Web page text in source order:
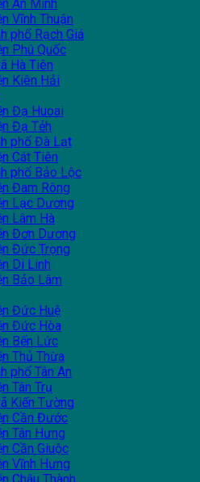
An Minh
Vĩnh Thuận
phổ Rạch Giá
Phú Quốc
Hà Tiên
Kiên Hải
Đạ Huoai
Đạ Tẻh
phố Đà Lạt
Cát Tiên
phố Bảo Lộc
Đam Rông
Lạc Dương
Lâm Hà
Đơn Dương
Đức Trọng
Di Linh
Bảo Lâm
Đức Huệ
Đức Hòa
Bến Lức
Thủ Thừa
phố Tân An
Tân Trụ
Kiến Tường
Cần Đước
Tân Hưng
Cần Giuộc
Vĩnh Hưng